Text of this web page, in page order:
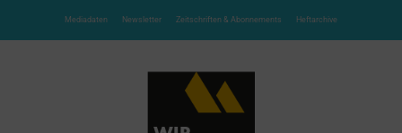
Mediadaten Newsletter Zeitschriften & Abonnements Heftarchive